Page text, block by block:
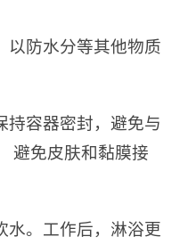
以防水分等其他物质
持容器密封，避免与
避免皮肤和黏膜接
水。工作后，淋浴更